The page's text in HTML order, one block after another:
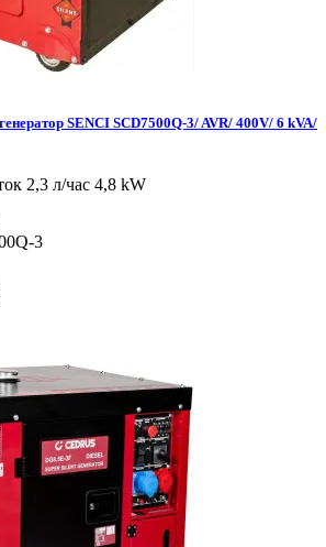
SENCI SCD7500Q-3/ AVR/ 400V/ 6 kVA/
2,3 л/час 4,8 kW
3